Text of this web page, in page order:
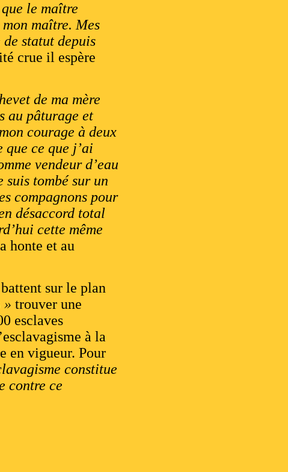
le maître
maître. Mes
statut depuis
crue il espère
de ma mère
au pâturage et
courage à deux
ce que j’ai
vendeur d’eau
suis tombé sur un
compagnons pour
désaccord total
cette même
honte et au
sur le plan
» trouver une
esclaves
à la
en vigueur. Pour
constitue
contre ce